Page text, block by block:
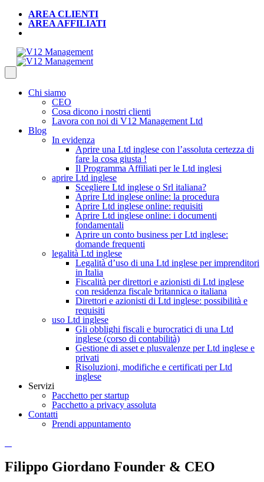
AREA CLIENTI
AREA AFFILIATI
Chi siamo
CEO
Cosa dicono i nostri clienti
Lavora con noi di V12 Management Ltd
Blog
In evidenza
Aprire una Ltd inglese con l’assoluta certezza di
fare la cosa giusta !
Il Programma Affiliati per le Ltd inglesi
aprire Ltd inglese
Scegliere Ltd inglese o Srl italiana?
Aprire Ltd inglese online: la procedura
Aprire Ltd inglese online: requisiti
Aprire Ltd inglese online: i documenti
fondamentali
Aprire un conto business per Ltd inglese:
domande frequenti
legalità Ltd inglese
Legalità d’uso di una Ltd inglese per imprenditori
in Italia
Fiscalità per direttori e azionisti di Ltd inglese
con residenza fiscale britannica o italiana
Direttori e azionisti di Ltd inglese: possibilità e
requisiti
uso Ltd inglese
Gli obblighi fiscali e burocratici di una Ltd
inglese (corso di contabilità)
Gestione di asset e plusvalenze per Ltd inglese e
privati
Risoluzioni, modifiche e certificati per Ltd
inglese
Servizi
Pacchetto per startup
Pacchetto a privacy assoluta
Contatti
Prendi appuntamento
Filippo Giordano Founder & CEO